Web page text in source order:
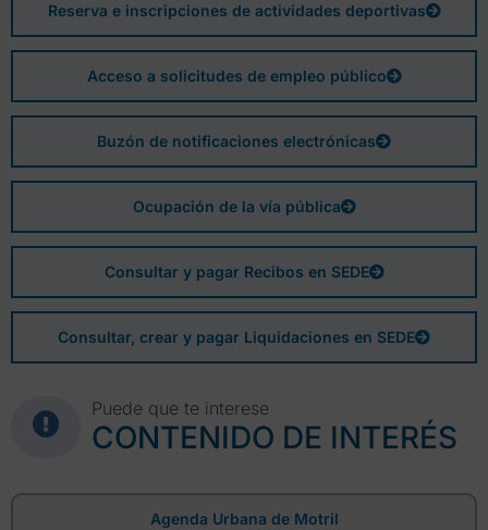
Reserva e inscripciones de actividades deportivas
Acceso a solicitudes de empleo público
Buzón de notificaciones electrónicas
Ocupación de la vía pública
Consultar y pagar Recibos en SEDE
Consultar, crear y pagar Liquidaciones en SEDE
Puede que te interese
CONTENIDO DE INTERÉS
Agenda Urbana de Motril